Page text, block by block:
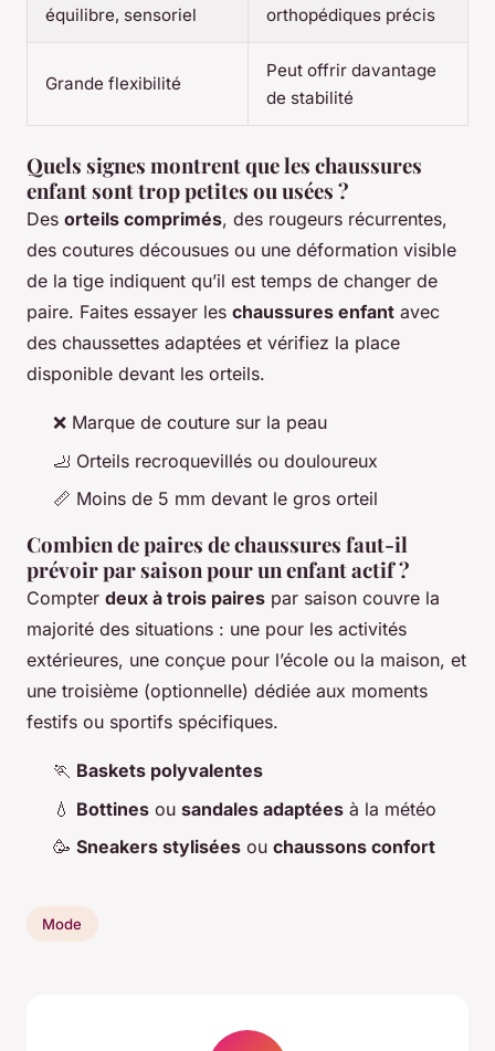
équilibre, sensoriel
orthopédiques précis
Grande flexibilité
Peut offrir davantage
de stabilité
Quels signes montrent que les chaussures
enfant sont trop petites ou usées ?
Des orteils comprimés, des rougeurs récurrentes,
des coutures décousues ou une déformation visible
de la tige indiquent qu’il est temps de changer de
paire. Faites essayer les chaussures enfant avec
des chaussettes adaptées et vérifiez la place
disponible devant les orteils.
❌ Marque de couture sur la peau
🦶 Orteils recroquevillés ou douloureux
📏 Moins de 5 mm devant le gros orteil
Combien de paires de chaussures faut-il
prévoir par saison pour un enfant actif ?
Compter deux à trois paires par saison couvre la
majorité des situations : une pour les activités
extérieures, une conçue pour l’école ou la maison, et
une troisième (optionnelle) dédiée aux moments
festifs ou sportifs spécifiques.
🏃 Baskets polyvalentes
💧 Bottines ou sandales adaptées à la météo
🥳 Sneakers stylisées ou chaussons confort
Mode